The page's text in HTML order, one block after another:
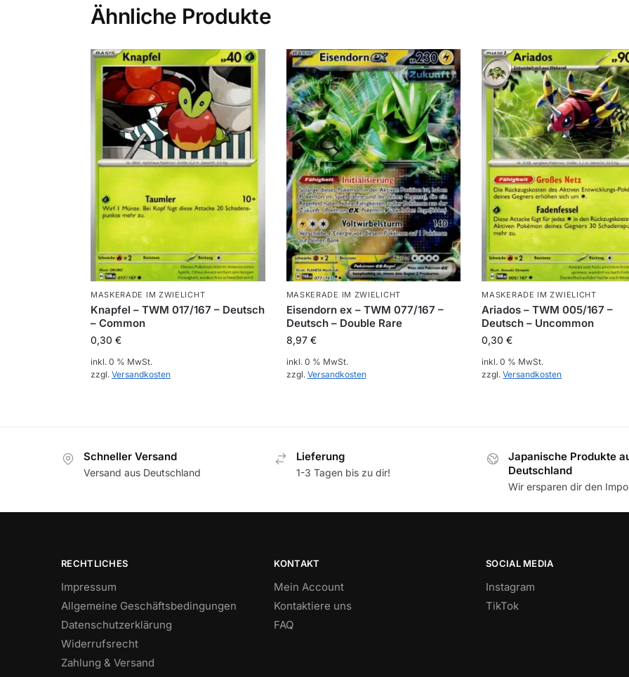
Ähnliche Produkte
MASKERADE IM ZWIELICHT
Knapfel – TWM 017/167 – Deutsch
– Common
0,30 €
inkl. 0 % MwSt.
zzgl. Versandkosten
MASKERADE IM ZWIELICHT
Eisendorn ex – TWM 077/167 –
Deutsch – Double Rare
8,97 €
inkl. 0 % MwSt.
zzgl. Versandkosten
MASKERADE IM ZWIELICHT
Ariados – TWM 005/167 –
Deutsch – Uncommon
0,30€
inkl. 0 % MwSt.
zzgl.Versandkosten
Schneller Versand
Versand aus Deutschland
Lieferung
1-3 Tagen bis zu dir!
Japanische Produkte
Deutschland
Wir ersparen dir den
RECHTLICHES
Impressum
Allgemeine Geschäftsbedingungen
Datenschutzerklärung
Widerrufsrecht
Zahlung & Versand
KONTAKT
Mein Account
Kontaktiere uns
FAQ
SOCIAL MEDIA
Instagram
TikTok